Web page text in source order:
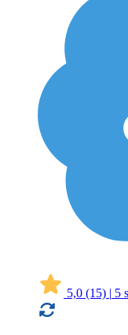
5,0 (15) | 5